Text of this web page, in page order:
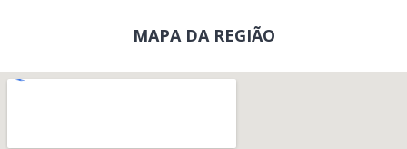
MAPA DA REGIÃO